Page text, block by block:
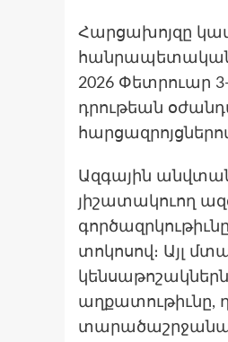
Հարցախոյզը
հանրապետական
2026 Փետրուար
դրութեան
Ազգային
յիշատակուող
տոկոսով։ Այլ
աղքատութիւնը,